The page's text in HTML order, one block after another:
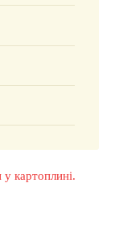
картоплині.